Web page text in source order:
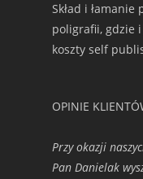
Skład i
poligrafii, gdzie
koszty self
OPINIE
Przy okazji
Pan Danielak